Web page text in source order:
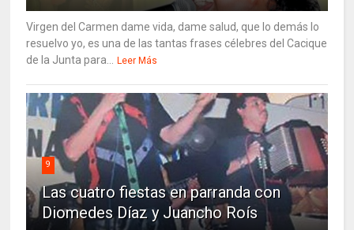
Virgen del Carmen dame vida, dame salud, que lo demás lo
resuelvo yo, es una de las tantas frases célebres del Cacique
de la Junta para... Leer Más
9
Las cuatro fiestas en parranda con
Diomedes Díaz y Juancho Roís